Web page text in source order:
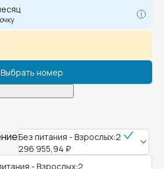
Выбрать номер
Без питания - Взрослых:2
296 955,94 ₽
- Взрослых:2